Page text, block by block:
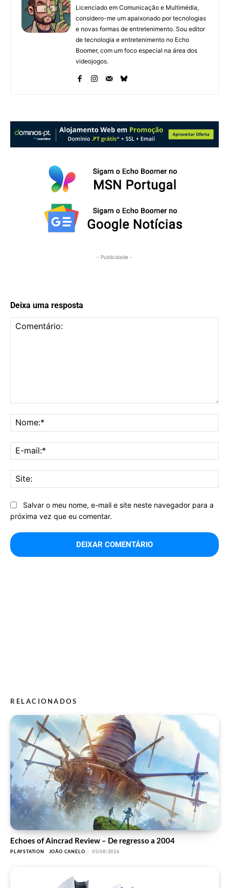
Licenciado em Comunicação e Multimédia,
considero-me um apaixonado por tecnologias
e novas formas de entretenimento. Sou editor
de tecnologia e entretenimento no Echo
Boomer, com um foco especial na área dos
videojogos.
- Publicidade -
Deixa uma resposta
Salvar o meu nome, e-mail e site neste navegador para a
próxima vez que eu comentar.
RELACIONADOS
Echoes of Aincrad Review – De regresso a 2004
PLAYSTATION JOÃO CANELO - 05/08/2026